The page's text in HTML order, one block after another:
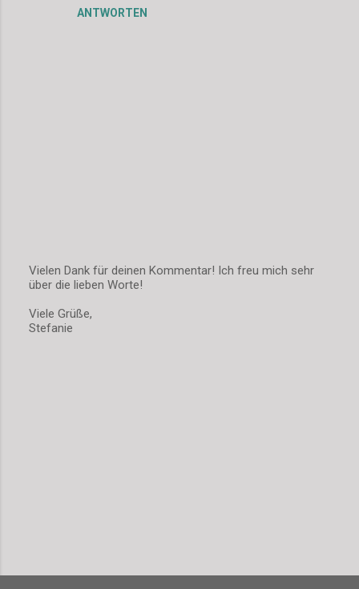
ANTWORTEN
K
m
m
c
Vielen Dank für deinen Kommentar! Ich freu mich sehr
über die lieben Worte!
Viele Grüße,
Stefanie